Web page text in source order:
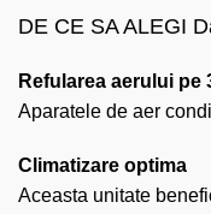
DE CE SA ALEGI
Refularea aerului pe
Aparatele de aer
Climatizare optima
Aceasta unitate